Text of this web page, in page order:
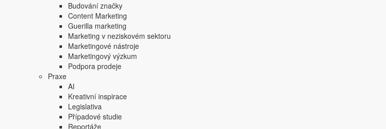
Budování značky
Content Marketing
Guerilla marketing
Marketing v neziskovém sektoru
Marketingové nástroje
Marketingový výzkum
Podpora prodeje
Praxe
AI
Kreativní inspirace
Legislativa
Případové studie
Reportáže